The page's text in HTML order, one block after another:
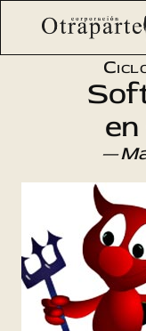
Saltar
Otraparte.org/
—